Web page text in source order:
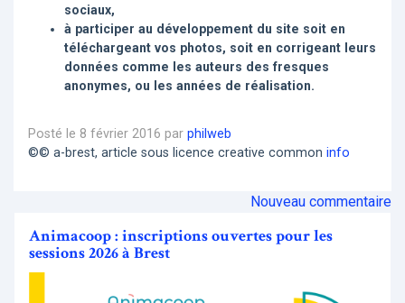
sociaux,
à participer au développement du site soit en
téléchargeant vos photos, soit en corrigeant leurs
données comme les auteurs des fresques
anonymes, ou les années de réalisation.
Posté le 8 février 2016 par philweb
©© a-brest, article sous licence creative common info
Nouveau commentaire
Animacoop : inscriptions ouvertes pour les
sessions 2026 à Brest